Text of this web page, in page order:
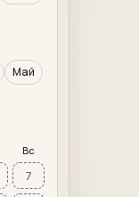
Май
Вс
7